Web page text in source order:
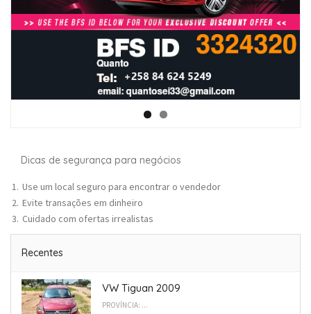
Dicas de segurança para negócios
Use um local seguro para encontrar o vendedor
Evite transações em dinheiro
Cuidado com ofertas irrealistas
Recentes
VW Tiguan 2009
PROVÍNCIA: ...